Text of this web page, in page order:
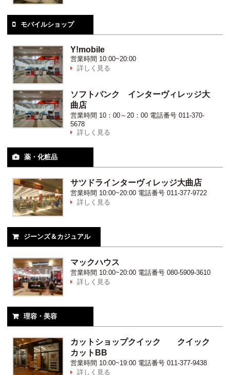
 モバイルショップ
Y!mobile
営業時間 10:00~20:00
 詳しく見る
ソフトバンク インターヴィレッジ大
曲店
営業時間 10：00～20：00 電話番号 011-370-
5678
 詳しく見る
 薬・化粧品
サツドラインターヴィレッジ大曲店
営業時間 10:00~20:00 電話番号 011-377-9722
 詳しく見る
 ジーンズ＆カジュアル
マックハウス
営業時間 10:00~20:00 電話番号 080-5909-3610
 詳しく見る
 理容・美容
カットショップクイック クイック
カットBB
営業時間 10:00~19:00 電話番号 011-377-9438
 詳しく見る